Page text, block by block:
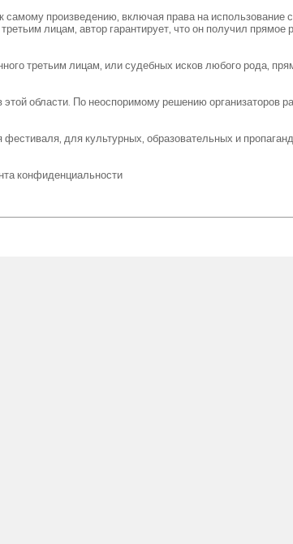
самому произведению, включая права на использование
лицам, автор гарантирует, что он получил прямое
третьим лицам, или судебных исков любого рода,
области. По неоспоримому решению организаторов
для культурных, образовательных и
конфиденциальности